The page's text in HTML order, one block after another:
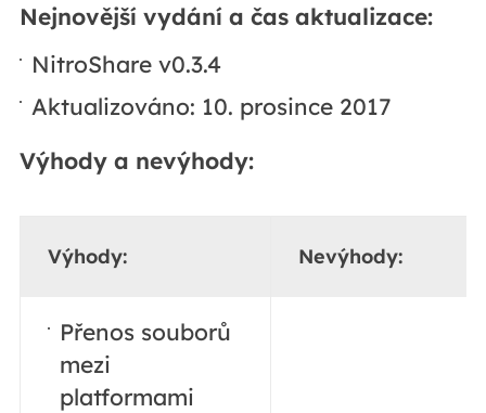
Nejnovější vydání a čas aktualizace:
NitroShare v0.3.4
Aktualizováno: 10. prosince 2017
Výhody a nevýhody:
Výhody: Nevýhody:
Přenos souborů
mezi
platformami